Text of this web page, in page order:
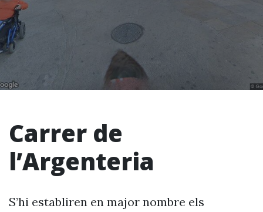
Carrer de
l’Argenteria
S’hi establiren en major nombre els